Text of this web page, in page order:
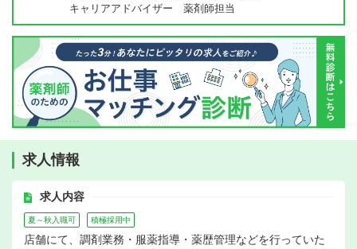
キャリアアドバイザー 薬剤師担当
求人情報
求人内容
夏～秋入職可 積極採用中
店舗にて、調剤業務・服薬指導・薬歴管理などを行っていた